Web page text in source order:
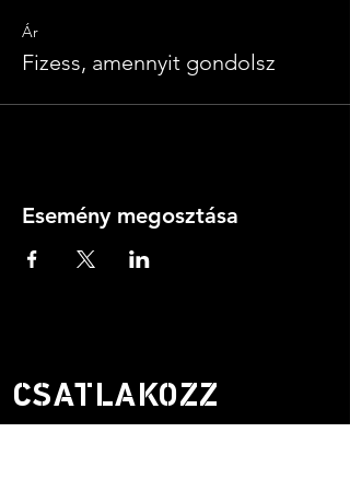
Ár
Fizess, amennyit gondolsz
Esemény megosztása
CSATLAKOZZ